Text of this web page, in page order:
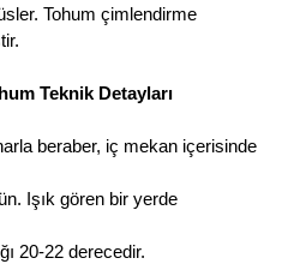
Tohum çimlendirme
Teknik Detayları
beraber, iç mekan içerisinde
Işık gören bir yerde
20-22 derecedir.